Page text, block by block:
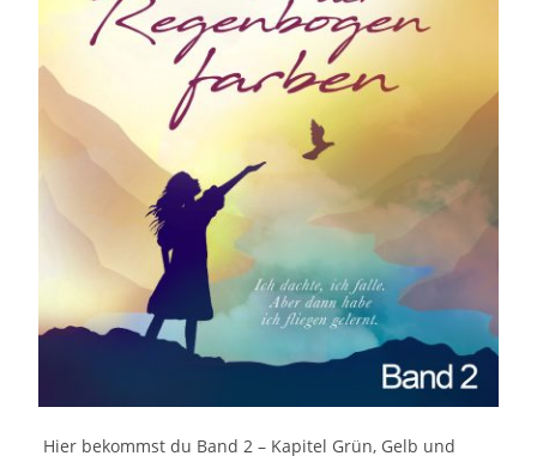
Hier bekommst du Band 2 – Kapitel Grün, Gelb und